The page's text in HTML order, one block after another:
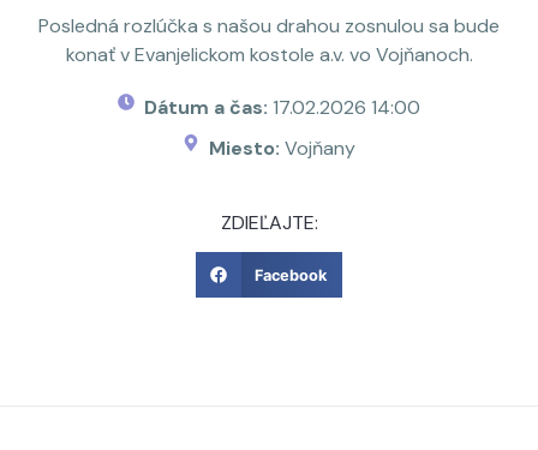
Posledná rozlúčka s našou drahou zosnulou sa bude
konať v Evanjelickom kostole a.v. vo Vojňanoch.
Dátum a čas:17.02.2026 14:00
Miesto:Vojňany
ZDIEĽAJTE:
Facebook